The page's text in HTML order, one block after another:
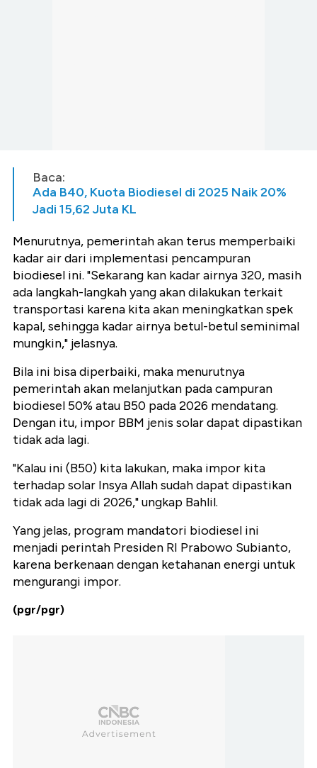
Baca:
Ada B40, Kuota Biodiesel di 2025 Naik 20%
Jadi 15,62 Juta KL
Menurutnya, pemerintah akan terus memperbaiki
kadar air dari implementasi pencampuran
biodiesel ini. "Sekarang kan kadar airnya 320, masih
ada langkah-langkah yang akan dilakukan terkait
transportasi karena kita akan meningkatkan spek
kapal, sehingga kadar airnya betul-betul seminimal
mungkin," jelasnya.
Bila ini bisa diperbaiki, maka menurutnya
pemerintah akan melanjutkan pada campuran
biodiesel 50% atau B50 pada 2026 mendatang.
Dengan itu, impor BBM jenis solar dapat dipastikan
tidak ada lagi.
"Kalau ini (B50) kita lakukan, maka impor kita
terhadap solar Insya Allah sudah dapat dipastikan
tidak ada lagi di 2026," ungkap Bahlil.
Yang jelas, program mandatori biodiesel ini
menjadi perintah Presiden RI Prabowo Subianto,
karena berkenaan dengan ketahanan energi untuk
mengurangi impor.
(pgr/pgr)